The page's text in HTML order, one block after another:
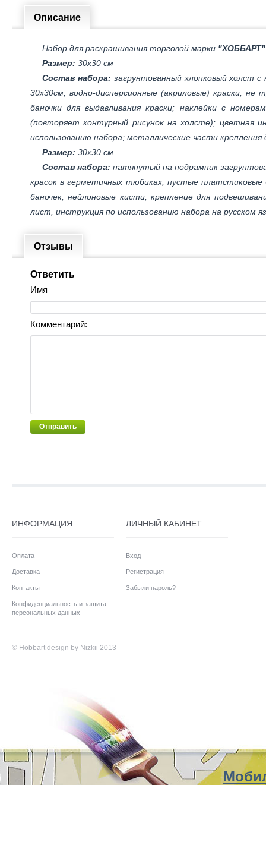
Описание
Набор для раскрашивания торговой марки "ХОББАРТ"
Размер: 30х30 см
Состав набора: загрунтованный хлопковый холст
30х30см; водно-дисперсионные (акриловые) краски,
баночки для выдавливания краски; наклейки с
(повторяет контурный рисунок на холсте); цветная
использованию набора; металлические части
Размер: 30х30 см
Состав набора: натянутый на подрамник
красок в герметичных тюбиках, пустые платстиковые
баночек, нейлоновые кисти, крепление для
лист, инструкция по использованию набора на русском
Отзывы
Ответить
Имя
Комментарий:
Отправить
ИНФОРМАЦИЯ
Оплата
Доставка
Контакты
Конфиденциальность и защита
персональных данных
ЛИЧНЫЙ КАБИНЕТ
Вход
Регистрация
Забыли пароль?
© Hobbart design by Nizkii 2013